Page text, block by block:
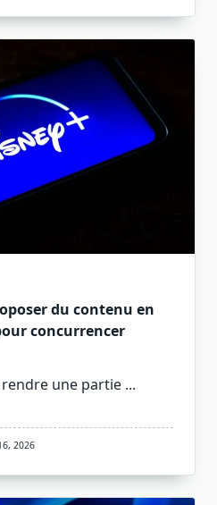
du contenu en
concurrencer
rendre une partie ...
2026